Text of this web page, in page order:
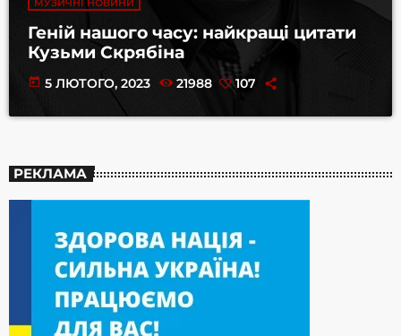
МУЗИЧНІ НОВИНИ
Геній нашого часу: найкращі цитати
Кузьми Скрябіна
today 5 ЛЮТОГО, 2023 21988 107
РЕКЛАМА